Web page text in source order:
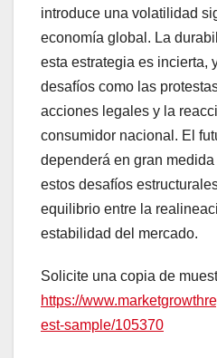
introduce una volatilidad
economía global. La
esta estrategia es incierta,
desafíos como las
acciones legales y la
consumidor nacional. El
dependerá en gran
estos desafíos
equilibrio entre la
estabilidad del mercado.
Solicite una copia de
https://
est-sample/105370